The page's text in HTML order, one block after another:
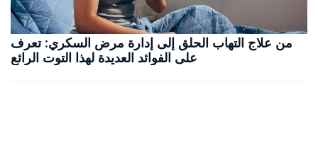
من علاج التهاب الحلق إلى إدارة مرض السكري: تعرف
على الفوائد العديدة لهذا التوت الرائع